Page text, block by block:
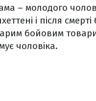
– молодого
і після смерті
бойовим
чоловіка.